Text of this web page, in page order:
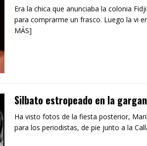
Era la chica que anunciaba la colonia
para comprarme un frasco. Luego la vi
MÁS]
Silbato estropeado en la
Ha visto fotos de la fiesta posterior,
para los periodistas, de pie junto a la